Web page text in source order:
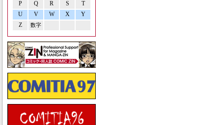
P Q R S
T
U
V W X
Y
Z
数字